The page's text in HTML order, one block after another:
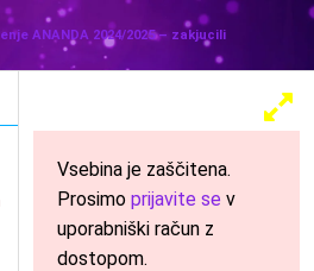
ANANDA 2024/2025 – zakjucili
Vsebina je zaščitena.
Prosimoprijavite se v
uporabniški račun z
dostopom.